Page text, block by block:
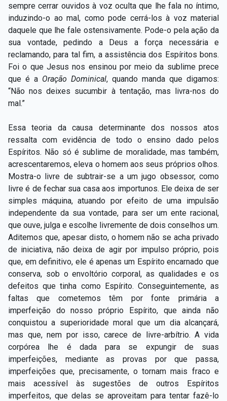
sempre cerrar ouvidos à voz oculta que lhe fala no íntimo,
induzindo-o ao mal, como pode cerrá-los à voz material
daquele que lhe fale ostensivamente. Pode-o pela ação da
sua vontade, pedindo a Deus a força necessária e
reclamando, para tal fim, a assistência dos Espíritos bons.
Foi o que Jesus nos ensinou por meio da sublime prece
que é a Oração Dominical, quando manda que digamos:
“Não nos deixes sucumbir à tentação, mas livra-nos do
mal.”
Essa teoria da causa determinante dos nossos atos
ressalta com evidência de todo o ensino dado pelos
Espíritos. Não só é sublime de moralidade, mas também,
acrescentaremos, eleva o homem aos seus próprios olhos.
Mostra-o livre de subtrair-se a um jugo obsessor, como
livre é de fechar sua casa aos importunos. Ele deixa de ser
simples máquina, atuando por efeito de uma impulsão
independente da sua vontade, para ser um ente racional,
que ouve, julga e escolhe livremente de dois conselhos um.
Aditemos que, apesar disto, o homem não se acha privado
de iniciativa, não deixa de agir por impulso próprio, pois
que, em definitivo, ele é apenas um Espírito encarnado que
conserva, sob o envoltório corporal, as qualidades e os
defeitos que tinha como Espírito. Conseguintemente, as
faltas que cometemos têm por fonte primária a
imperfeição do nosso próprio Espírito, que ainda não
conquistou a superioridade moral que um dia alcançará,
mas que, nem por isso, carece de livre-arbítrio. A vida
corpórea lhe é dada para se expungir de suas
imperfeições, mediante as provas por que passa,
imperfeições que, precisamente, o tornam mais fraco e
mais acessível às sugestões de outros Espíritos
imperfeitos, que delas se aproveitam para tentar fazê-lo